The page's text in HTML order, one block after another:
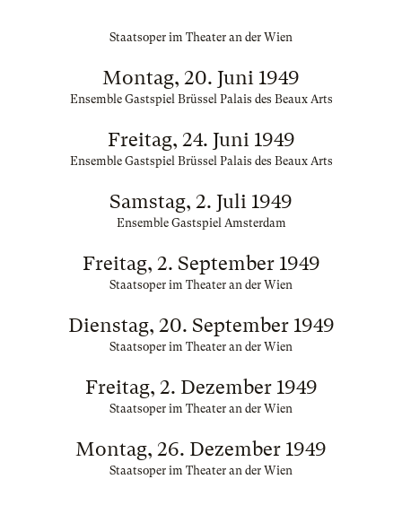
Staatsoper im Theater an der Wien
Montag, 20. Juni 1949
Ensemble Gastspiel Brüssel Palais des Beaux Arts
Freitag, 24. Juni 1949
Ensemble Gastspiel Brüssel Palais des Beaux Arts
Samstag, 2. Juli 1949
Ensemble Gastspiel Amsterdam
Freitag, 2. September 1949
Staatsoper im Theater an der Wien
Dienstag, 20. September 1949
Staatsoper im Theater an der Wien
Freitag, 2. Dezember 1949
Staatsoper im Theater an der Wien
Montag, 26. Dezember 1949
Staatsoper im Theater an der Wien